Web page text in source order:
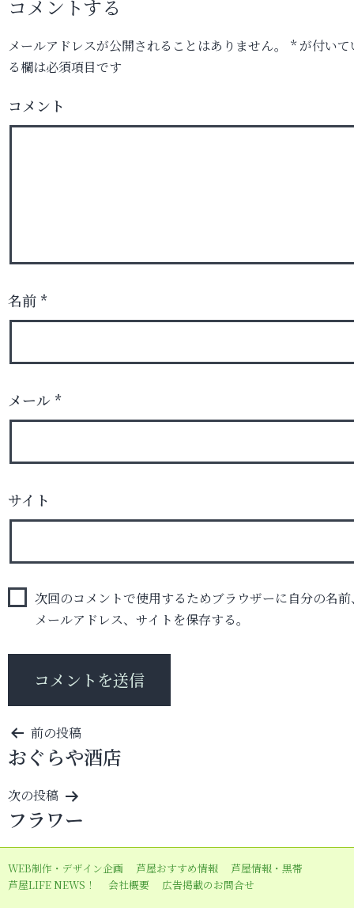
コメントする
メールアドレスが公開されることはありません。 *が付いて
る欄は必須項目です
コメント
名前 *
メール *
サイト
次回のコメントで使用するためブラウザーに自分の名前
メールアドレス、サイトを保存する。
投
稿
ナ
ビ
ゲ
ー
シ
前の投稿
おぐらや酒店
次の投稿
フラワー
WEB制作・デザイン企画 芦屋おすすめ情報
芦屋情報・黒帯
芦屋LIFE NEWS！
会社概要 広告掲載のお問合せ